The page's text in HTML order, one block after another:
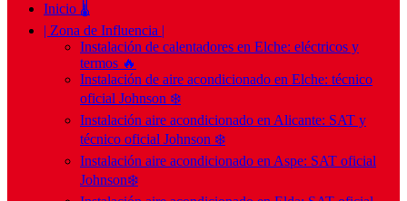
Inicio 🌡️
| Zona de Influencia |
Instalación de calentadores en Elche: eléctricos y
termos 🔥
Instalación de aire acondicionado en Elche: técnico
oficial Johnson ❄️
Instalación aire acondicionado en Alicante: SAT y
técnico oficial Johnson ❄️
Instalación aire acondicionado en Aspe: SAT oficial
Johnson❄️